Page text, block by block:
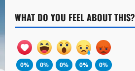
WHAT DO YOU FEEL ABOUT THIS?
0%
0%
0%
0%
0%